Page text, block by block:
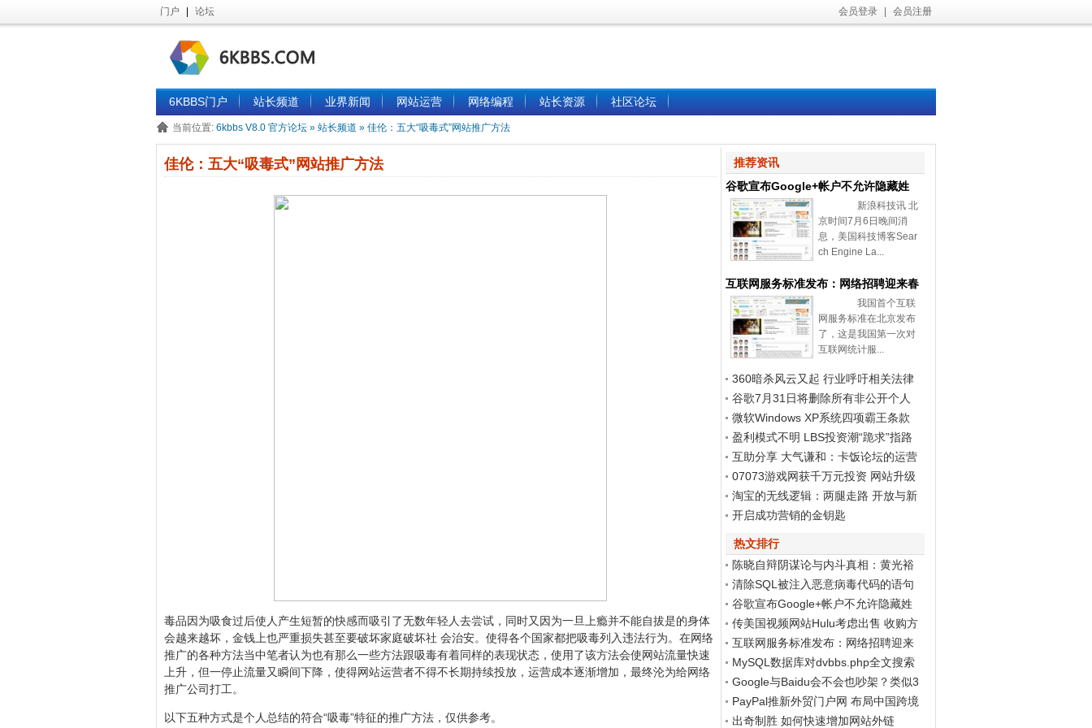
门户 论坛 会员登录 会员注册
6KBBS门户 站长频道 业界新闻 网站运营 网络编程 站长资源 社区论坛
当前位置: 6kbbs V8.0 官方论坛 » 站长频道 » 佳伦：五大“吸毒式”网站推广方法
佳伦：五大“吸毒式”网站推广方法
毒品因为吸食过后使人产生短暂的快感而吸引了无数年轻人去尝试，同时又因为一旦上瘾并不能自拔是的身体
会越来越坏，金钱上也严重损失甚至要破坏家庭破坏社 会治安。使得各个国家都把吸毒列入违法行为。在网络
推广的各种方法当中笔者认为也有那么一些方法跟吸毒有着同样的表现状态，使用了该方法会使网站流量快速
上升，但一停止流量又瞬间下降，使得网站运营者不得不长期持续投放，运营成本逐渐增加，最终沦为给网络
推广公司打工。
以下五种方式是个人总结的符合“吸毒”特征的推广方法，仅供参考。
推荐资讯
谷歌宣布Google+帐户不允许隐藏姓
名和性别
新浪科技讯 北
京时间7月6日晚间消
息，美国科技博客Sear
ch Engine La...
互联网服务标准发布：网络招聘迎来春
天
我国首个互联
网服务标准在北京发布
了，这是我国第一次对
互联网统计服...
360暗杀风云又起 行业呼吁相关法律
尽快出台
谷歌7月31日将删除所有非公开个人
资料页面
微软Windows XP系统四项霸王条款
被判无效
盈利模式不明 LBS投资潮“跪求”指路
标互助分享 大气谦和：卡饭论坛的运营
之道
07073游戏网获千万元投资 网站升级
Discuz! X2再度发力
淘宝的无线逻辑：两腿走路 开放与新
商业生态
开启成功营销的金钥匙
热文排行
陈晓自辩阴谋论与内斗真相：黄光裕
智商高
清除SQL被注入恶意病毒代码的语句
谷歌宣布Google+帐户不允许隐藏姓
名和性别
传美国视频网站Hulu考虑出售 收购方
非谷歌
互联网服务标准发布：网络招聘迎来
春天
MySQL数据库对dvbbs.php全文搜索
的完全分析
Google与Baidu会不会也吵架？类似3
60与腾讯...
PayPal推新外贸门户网 布局中国跨境
电子商务
出奇制胜 如何快速增加网站外链